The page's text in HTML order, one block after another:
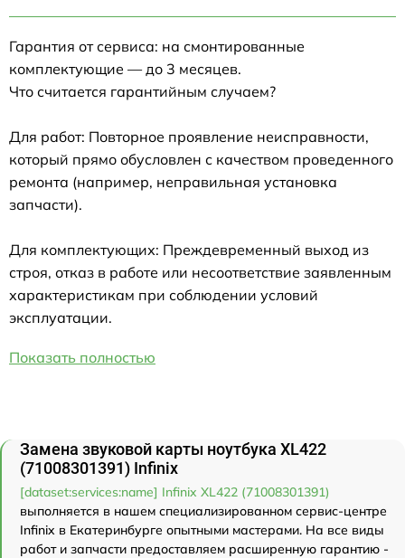
Гарантия от сервиса: на смонтированные
комплектующие — до 3 месяцев.
Что считается гарантийным случаем?
Для работ: Повторное проявление неисправности,
который прямо обусловлен с качеством проведенного
ремонта (например, неправильная установка
запчасти).
Для комплектующих: Преждевременный выход из
строя, отказ в работе или несоответствие заявленным
характеристикам при соблюдении условий
эксплуатации.
Показать полностью
Замена звуковой карты ноутбука XL422
(71008301391) Infinix
[dataset:services:name] Infinix XL422 (71008301391)
выполняется в нашем специализированном сервис-центре
Infinix в Екатеринбурге опытными мастерами. На все виды
работ и запчасти предоставляем расширенную гарантию -